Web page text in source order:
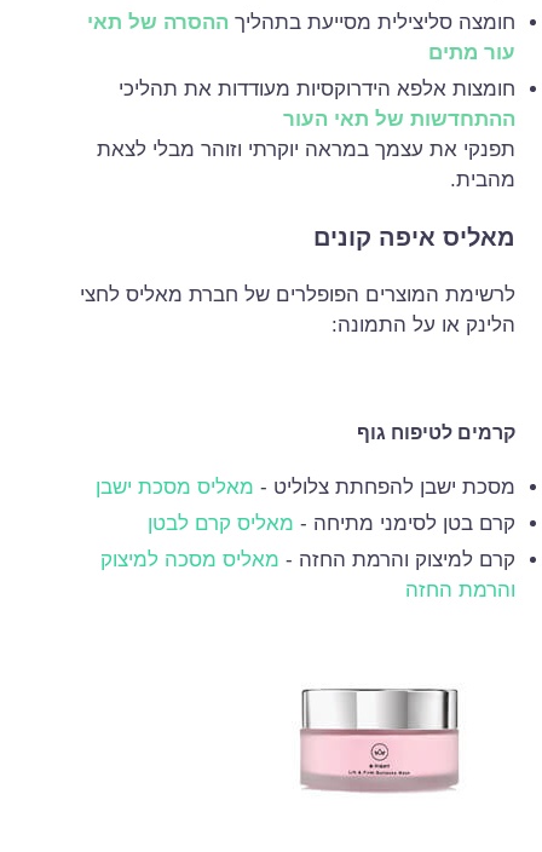
חומצה סליצילית מסייעת בתהליך ההסרה של תאי
עור מתים
חומצות אלפא הידרוקסיות מעודדות את תהליכי
ההתחדשות של תאי העור
תפנקי את עצמך במראה יוקרתי וזוהר מבלי לצאת
מהבית.
מאליס איפה קונים
לרשימת המוצרים הפופלרים של חברת מאליס לחצי
הלינק או על התמונה:
קרמים לטיפוח גוף
מסכת ישבן להפחתת צלוליט - מאליס מסכת ישבן
קרם בטן לסימני מתיחה - מאליס קרם לבטן
קרם למיצוק והרמת החזה - מאליס מסכה למיצוק
והרמת החזה